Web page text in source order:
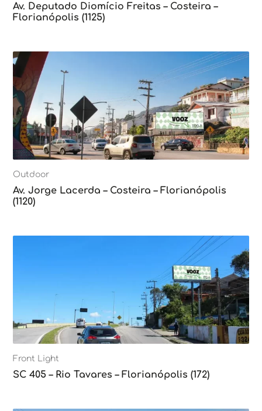
Av. Deputado Diomício Freitas – Costeira –
Florianópolis (1125)
Outdoor
Av. Jorge Lacerda – Costeira – Florianópolis
(1120)
Front Light
SC 405 – Rio Tavares – Florianópolis (172)